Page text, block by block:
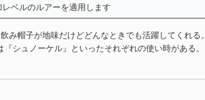
ベルのルアーを適用します
み帽子が地味だけどどんなときでも活躍してくれる。
シュノーケル』といったそれぞれの使い時がある。